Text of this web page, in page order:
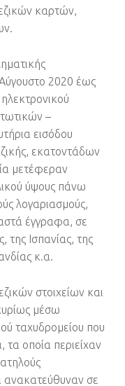
καρτών,
2020 έως
–
εισόδου
εκατοντάδων
μετέφεραν
ύψους πάνω
λογαριασμούς,
έγγραφα, σε
της Ισπανίας, της
κ.α.
στοιχείων και
μέσω
ταχυδρομείου που
οποία περιείχαν
ανακατεύθυναν σε